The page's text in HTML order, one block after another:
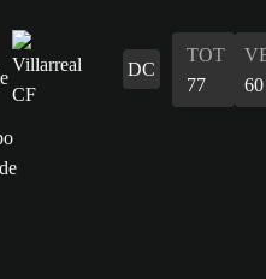
DC
TOT
77
60